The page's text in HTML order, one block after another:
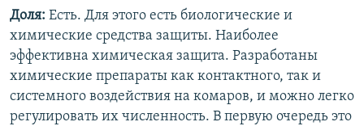
Доля: Есть. Для этого есть биологические и
химические средства защиты. Наиболее
эффективна химическая защита. Разработаны
химические препараты как контактного, так и
системного воздействия на комаров, и можно легко
регулировать их численность. В первую очередь это